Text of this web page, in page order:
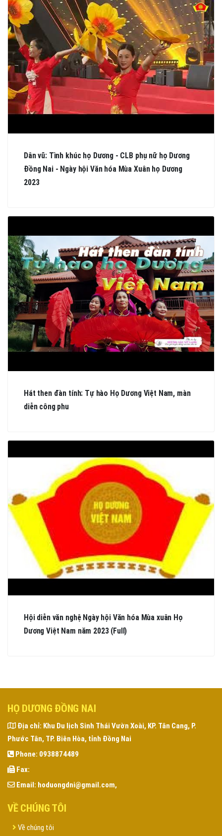
Dân vũ: Tình khúc họ Dương - CLB phụ nữ họ Dương
Đồng Nai - Ngày hội Văn hóa Mùa Xuân họ Dương
2023
Hát then đàn tính: Tự hào Họ Dương Việt Nam, màn
diễn công phu
Hội diễn văn nghệ Ngày hội Văn hóa Mùa xuân Họ
Dương Việt Nam năm 2023 (Full)
HỌ DƯƠNG ĐỒNG NAI
Địa chỉ: Khu Du lịch Sinh Thái Vườn Xoài, KP. Tân Cang, P.
Phước Tân, TP. Biên Hòa, tỉnh Đồng Nai
Phone: 0938874489
Fax:
Email: hoduongdni@gmail.com,
VỀ CHÚNG TÔI
Về chúng tôi